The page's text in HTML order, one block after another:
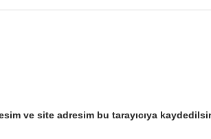
ve site adresim bu tarayıcıya